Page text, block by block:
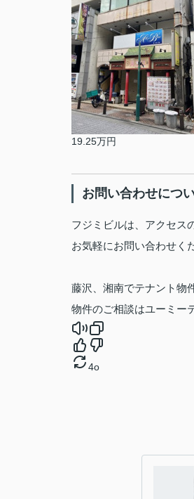
19.25万円
お問い合わせにつ
フジミビルは、アクセス
お気軽にお問い合わせく
藤沢、湘南でテナント物
物件のご相談はユーミー
4o